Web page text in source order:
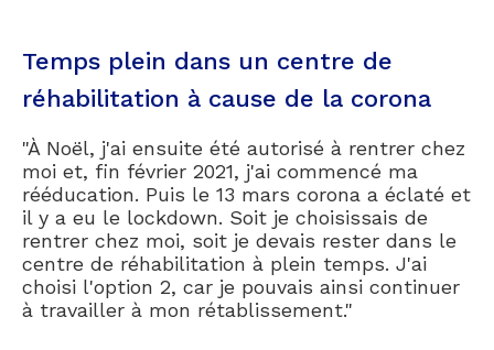
Temps plein dans un centre de
réhabilitation à cause de la corona
"À Noël, j'ai ensuite été autorisé à rentrer chez
moi et, fin février 2021, j'ai commencé ma
rééducation. Puis le 13 mars corona a éclaté et
il y a eu le lockdown. Soit je choisissais de
rentrer chez moi, soit je devais rester dans le
centre de réhabilitation à plein temps. J'ai
choisi l'option 2, car je pouvais ainsi continuer
à travailler à mon rétablissement."